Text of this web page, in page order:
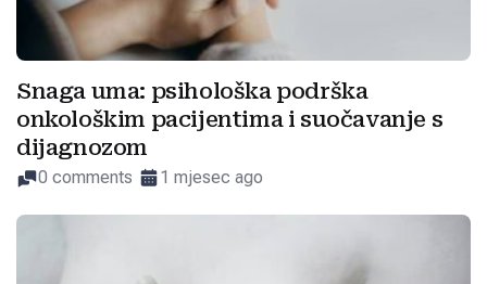
Snaga uma: psihološka podrška
onkološkim pacijentima i suočavanje s
dijagnozom
0 comments 1 mjesec ago